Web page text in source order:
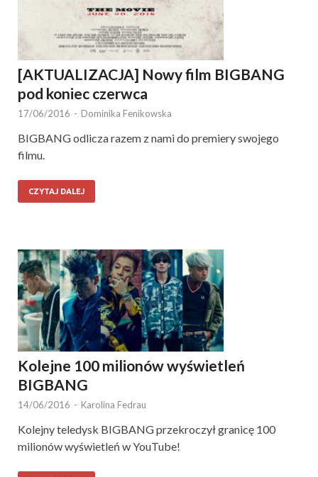
[AKTUALIZACJA] Nowy film BIGBANG
pod koniec czerwca
17/06/2016 - Dominika Fenikowska
BIGBANG odlicza razem z nami do premiery swojego
filmu.
CZYTAJ DALEJ
Kolejne 100 milionów wyświetleń
BIGBANG
14/06/2016 - Karolina Fedrau
Kolejny teledysk BIGBANG przekroczył granicę 100
milionów wyświetleń w YouTube!